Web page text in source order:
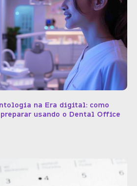
na Era digital: como
usando o Dental Office